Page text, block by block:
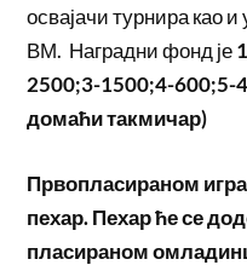
освајачи турнира као
ВМ. Наградни фонд је
2500;3-1500;4-600;5-
домаћи такмичар)
Првопласираном
пехар. Пехар ће се
пласираном